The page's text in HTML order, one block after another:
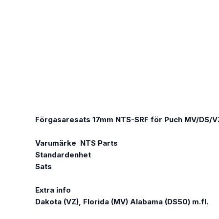
Förgasaresats 17mm NTS-SRF för Puch MV/DS/
Varumärke NTS Parts
Standardenhet
Sats
Extra info
Dakota (VZ), Florida (MV) Alabama (DS50) m.fl.